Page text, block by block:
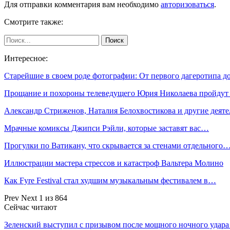
Для отправки комментария вам необходимо авторизоваться.
Смотрите также:
Интересное:
Старейшие в своем роде фотографии: От первого дагеротипа
Прощание и похороны телеведущего Юрия Николаева
Александр Стриженов, Наталия Белохвостикова и другие
Мрачные комиксы Джипси Рэйли, которые заставят вас…
Прогулки по Ватикану, что скрывается за стенами отдельного…
Иллюстрации мастера стрессов и катастроф Вальтера Молино
Как Fyre Festival стал худшим музыкальным фестивалем в…
Prev Next 1 из 864
Сейчас читают
Зеленский выступил с призывом после мощного ночного